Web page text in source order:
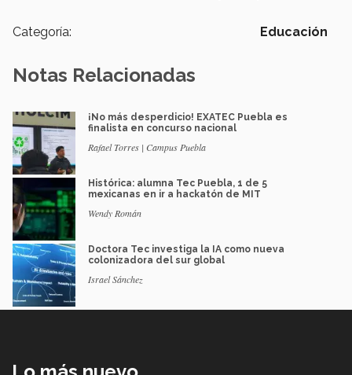
Categoría: Educación
Notas Relacionadas
¡No más desperdicio! EXATEC Puebla es
finalista en concurso nacional
Rafael Torres | Campus Puebla
Histórica: alumna Tec Puebla, 1 de 5
mexicanas en ir a hackatón de MIT
Wendy Román
Doctora Tec investiga la IA como nueva
colonizadora del sur global
Israel Sánchez